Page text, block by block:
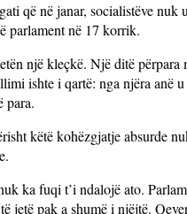
që në janar, socialistëve
parlament në 17 korrik.
një kleçkë. Një ditë
ishte i qartë: nga njëra anë
para.
këtë kohëzgjatje absurde
ka fuqi t’i ndalojë ato.
jetë pak a shumë i njëjtë.